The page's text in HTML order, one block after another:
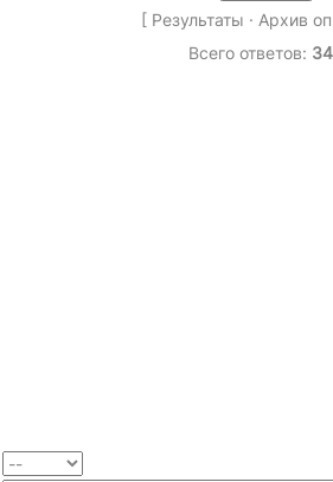
[ Результаты · Архив
Всего ответов: